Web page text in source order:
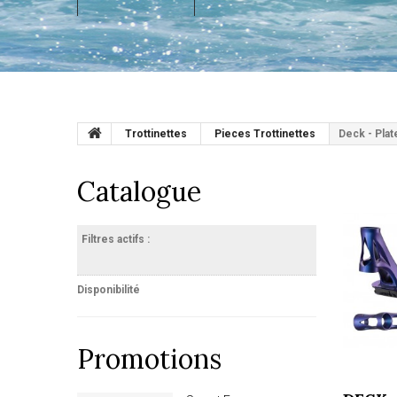
Trottinettes Pieces Trottinettes Deck -
Catalogue
Filtres actifs :
Disponibilité
Promotions